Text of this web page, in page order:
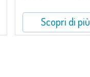
Scopri di più